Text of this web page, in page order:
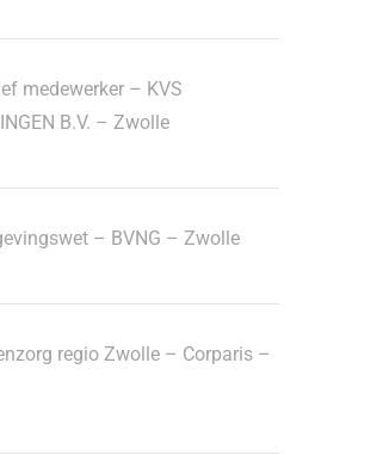
medewerker – KVS
B.V. – Zwolle
– BVNG – Zwolle
regio Zwolle – Corparis –